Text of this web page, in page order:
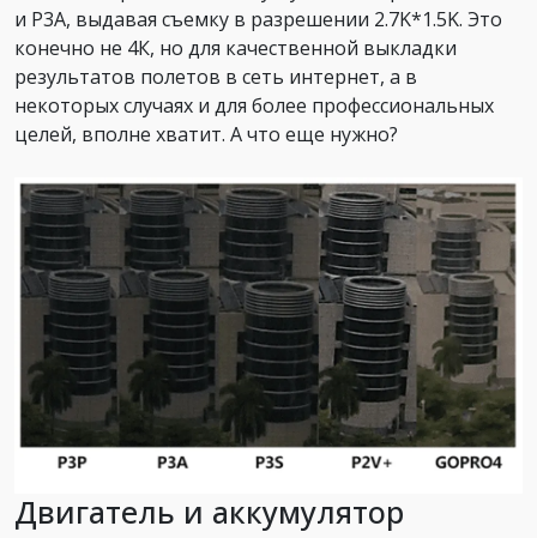
и P3A, выдавая съемку в разрешении 2.7K*1.5K. Это
конечно не 4К, но для качественной выкладки
результатов полетов в сеть интернет, а в
некоторых случаях и для более профессиональных
целей, вполне хватит. А что еще нужно?
Двигатель и аккумулятор